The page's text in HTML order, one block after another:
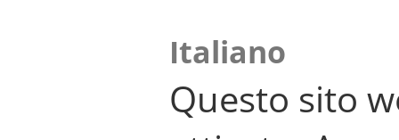
Italiano
Questo sito